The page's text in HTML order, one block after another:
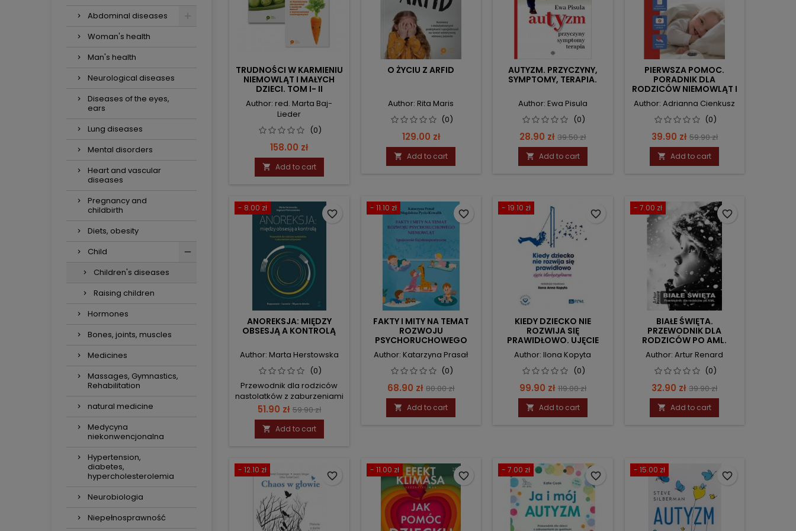
Abdominal diseases
Woman's health
Man's health
Neurological diseases
Diseases of the eyes,
ears
Lung diseases
Mental disorders
Heart and vascular
diseases
Pregnancy and
childbirth
Diets, obesity
Child
Children's diseases
Raising children
Hormones
Bones, joints, muscles
Medicines
Massages, Gymnastics,
Rehabilitation
natural medicine
Medycyna
niekonwencjonalna
Hypertension,
diabetes,
hypercholesterolemia
Neurobiologia
Niepełnosprawność
TRUDNOŚCI W KARMIENIU
NIEMOWLĄT I MAŁYCH
DZIECI. TOM I- II
Author: red. Marta Baj-
Lieder
(0)
Price
158.00 zł
 Add to cart
O ŻYCIU Z ARFID
Author: Rita Maris
(0)
Price
129.00 zł
 Add to cart
AUTYZM. PRZYCZYNY,
SYMPTOMY, TERAPIA.
Author: Ewa Pisula
(0)
Price
28.90 zł Regular
price
39.50 zł
 Add to cart
PIERWSZA POMOC.
PORADNIK DLA
RODZICÓW NIEMOWLĄT I
MAŁYCH DZIECI.
Author: Adrianna Cienkusz
(0)
Price
39.90 zł Regular
price
59.90 zł
 Add to cart
- 8.00 zł
ANOREKSJA: MIĘDZY
OBSESJĄ A KONTROLĄ
Author: Marta Herstowska
(0)
Przewodnik dla rodziców
nastolatków z zaburzeniami
odżywiania
Price
51.90 zł Regular
price
59.90 zł
 Add to cart
favorite_border
- 11.10 zł
FAKTY I MITY NA TEMAT
ROZWOJU
PSYCHORUCHOWEGO
NIEMOWLĄT. SPOJRZENIE
FIZJOTERAPEUTYCZNE.
Author: Katarzyna Prasał
(0)
Price
68.90 zł Regular
price
80.00 zł
 Add to cart
favorite_border
- 19.10 zł
KIEDY DZIECKO NIE
ROZWIJA SIĘ
PRAWIDŁOWO. UJĘCIE
INTERDYSCYPLINARNE.
Author: Ilona Kopyta
(0)
Price
99.90 zł Regular
price
119.00 zł
 Add to cart
favorite_border
- 7.00 zł
BIAŁE ŚWIĘTA.
PRZEWODNIK DLA
RODZICÓW PO AML.
Author: Artur Renard
(0)
Price
32.90 zł Regular
price
39.90 zł
 Add to cart
favorite_border
- 12.10 zł
favorite_border
- 11.00 zł
favorite_border
- 7.00 zł
favorite_border
- 15.00 zł
favorite_border